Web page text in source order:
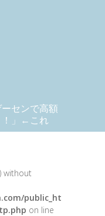
ーセンで高額
！」←これ
without
public_ht
on line